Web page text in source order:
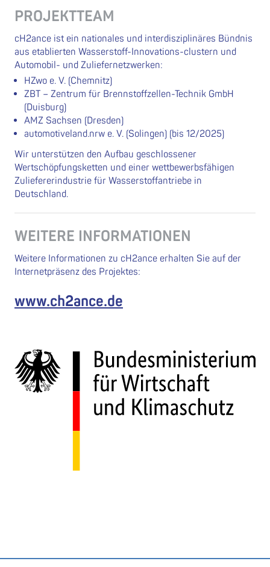
PROJEKTTEAM
cH2ance ist ein nationales und interdisziplinäres Bündnis
aus etablierten Wasserstoff-Innovations-clustern und
Automobil- und Zuliefernetzwerken:
HZwo e. V. (Chemnitz)
ZBT – Zentrum für Brennstoffzellen-Technik GmbH
(Duisburg)
AMZ Sachsen (Dresden)
automotiveland.nrw e. V. (Solingen) (bis 12/2025)
Wir unterstützen den Aufbau geschlossener
Wertschöpfungsketten und einer wettbewerbsfähigen
Zuliefererindustrie für Wasserstoffantriebe in
Deutschland.
WEITERE INFORMATIONEN
Weitere Informationen zu cH2ance erhalten Sie auf der
Internetpräsenz des Projektes:
www.ch2ance.de